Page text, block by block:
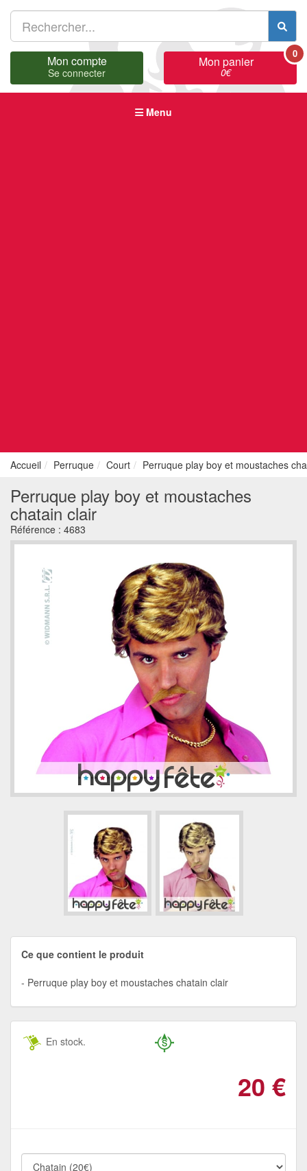
Mon compte
Se connecter
Mon panier
0€
0
Menu
Accueil Perruque Court Perruque play boy et moustaches
Perruque play boy et moustaches
chatain clair
Référence : 4683
Ce que contient le produit
Perruque play boy et moustaches chatain clair
En stock.
20 €